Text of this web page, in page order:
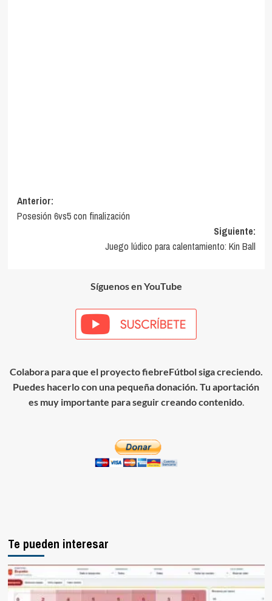
Navegación
de
Anterior:
Posesión 6vs5 con finalización
Siguiente:
Juego lúdico para calentamiento: Kin Ball
Síguenos en YouTube
Colabora para que el proyecto fiebreFútbol siga creciendo.
Puedes hacerlo con una pequeña donación. Tu aportación
es muy importante para seguir creando contenido.
Te pueden interesar